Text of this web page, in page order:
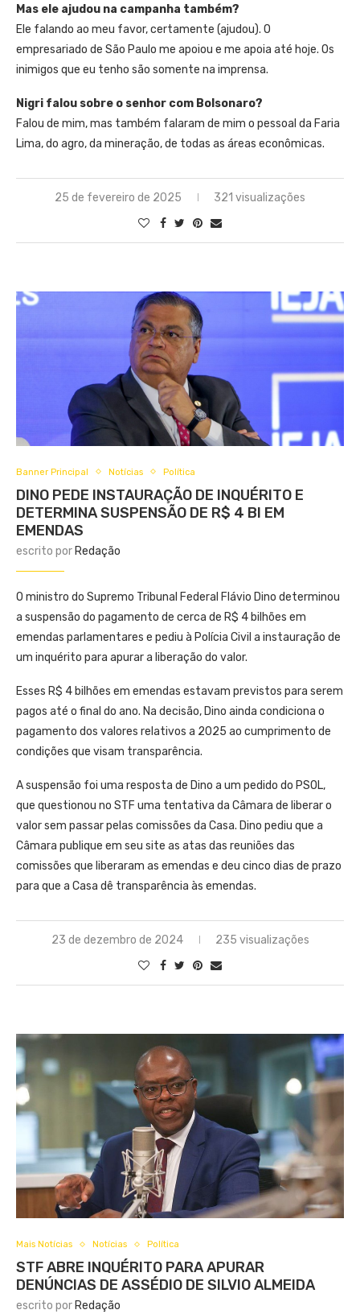
Mas ele ajudou na campanha também?
Ele falando ao meu favor, certamente (ajudou). O
empresariado de São Paulo me apoiou e me apoia até hoje. Os
inimigos que eu tenho são somente na imprensa.
Nigri falou sobre o senhor com Bolsonaro?
Falou de mim, mas também falaram de mim o pessoal da Faria
Lima, do agro, da mineração, de todas as áreas econômicas.
25 de fevereiro de 2025 321 visualizações
Banner Principal Notícias Política
DINO PEDE INSTAURAÇÃO DE INQUÉRITO E
DETERMINA SUSPENSÃO DE R$ 4 BI EM
EMENDAS
escrito por Redação
O ministro do Supremo Tribunal Federal Flávio Dino determinou
a suspensão do pagamento de cerca de R$ 4 bilhões em
emendas parlamentares e pediu à Polícia Civil a instauração de
um inquérito para apurar a liberação do valor.
Esses R$ 4 bilhões em emendas estavam previstos para serem
pagos até o final do ano. Na decisão, Dino ainda condiciona o
pagamento dos valores relativos a 2025 ao cumprimento de
condições que visam transparência.
A suspensão foi uma resposta de Dino a um pedido do PSOL,
que questionou no STF uma tentativa da Câmara de liberar o
valor sem passar pelas comissões da Casa. Dino pediu que a
Câmara publique em seu site as atas das reuniões das
comissões que liberaram as emendas e deu cinco dias de prazo
para que a Casa dê transparência às emendas.
23 de dezembro de 2024 235 visualizações
Mais Notícias Notícias Política
STF ABRE INQUÉRITO PARA APURAR
DENÚNCIAS DE ASSÉDIO DE SILVIO ALMEIDA
escrito por Redação